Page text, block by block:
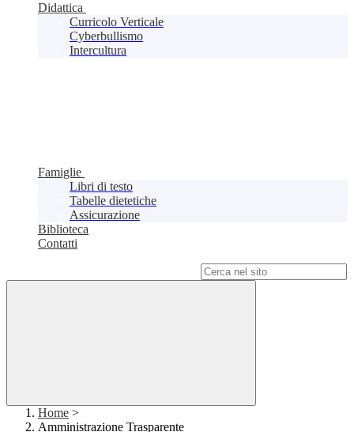
Didattica
Curricolo Verticale
Cyberbullismo
Intercultura
Famiglie
Libri di testo
Tabelle dietetiche
Assicurazione
Biblioteca
Contatti
Home >
Amministrazione Trasparente